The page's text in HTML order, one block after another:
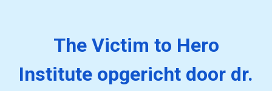
The Victim to Hero
Institute opgericht door dr.